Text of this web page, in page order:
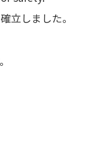
立しました。